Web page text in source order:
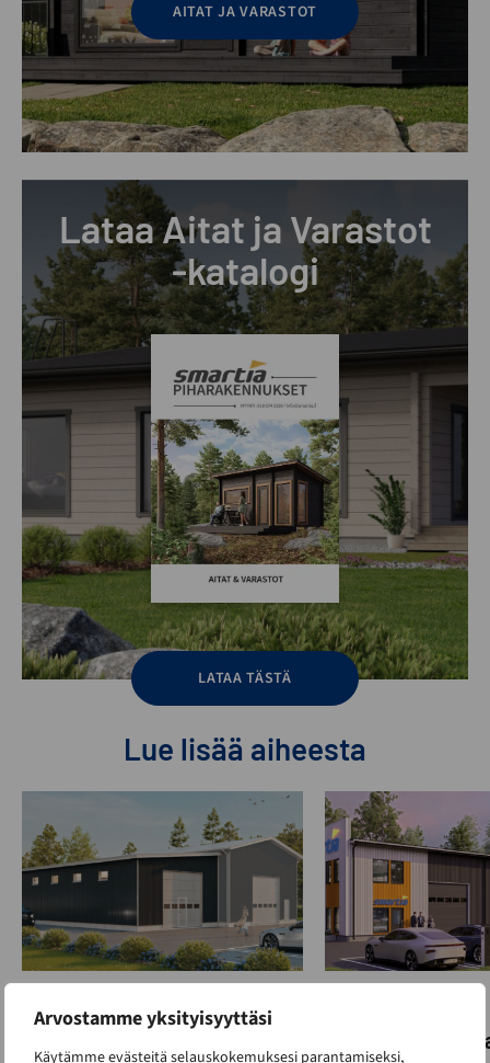
Arvostamme yksityisyyttäsi
Käytämme evästeitä selauskokemuksesi parantamiseksi,
AITAT JA VARASTOT
Lataa Aitat ja Varastot
-katalogi
LATAA TÄSTÄ
Lue lisää aiheesta
Voiko toimitilan